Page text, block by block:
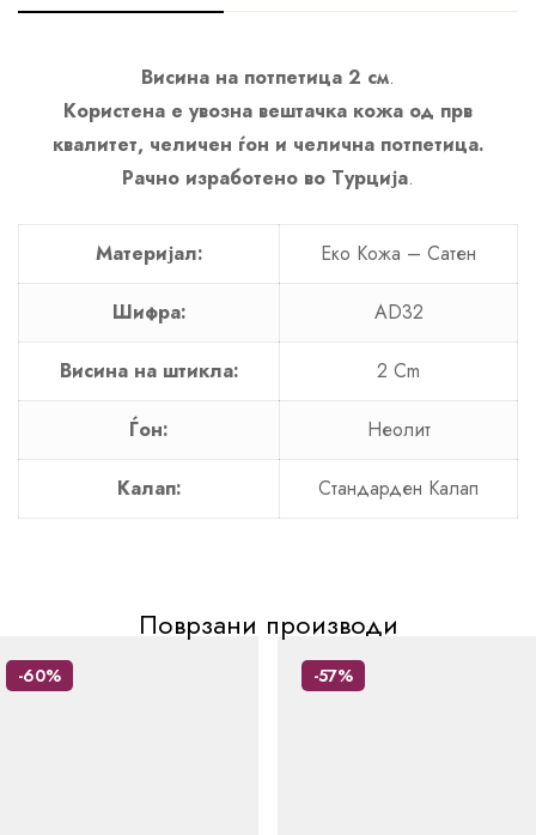
Висина на потпетица 2 см.
Користена е увозна вештачка кожа од прв
квалитет, челичен ѓон и челична потпетица.
Рачно изработено во Турција.
Материјал: Еко Кожa – Сатен
Шифра: AD32
Висина на штикла: 2 Cm
Ѓон: Неолит
Калап: Стандарден Калап
Поврзани производи
-60% -57%